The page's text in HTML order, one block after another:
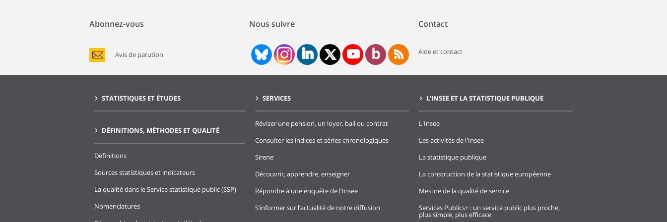
Abonnez-vous
Avis de parution
Nous suivre Contact
Aide et contact
STATISTIQUES ET ÉTUDES
DÉFINITIONS, MÉTHODES ET QUALITÉ
Définitions
Sources statistiques et indicateurs
La qualité dans le Service statistique public (SSP)
Nomenclatures
SERVICES
Réviser une pension, un loyer, bail ou contrat
Consulter les indices et séries chronologiques
Sirene
Découvrir, apprendre, enseigner
Répondre à une enquête de l'Insee
S’informer sur l’actualité de notre diffusion
L'INSEE ET LA STATISTIQUE PUBLIQUE
L'Insee
Les activités de l'Insee
La statistique publique
La construction de la statistique européenne
Mesure de la qualité de service
Services Publics+ : un service public plus proche,
plus simple, plus efficace